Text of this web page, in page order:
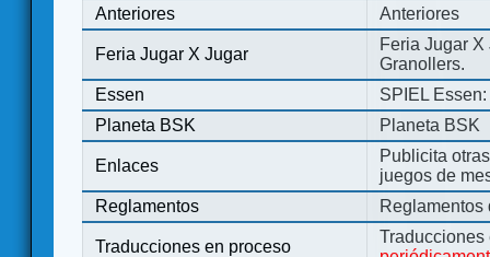
Anteriores
Anteriores
Feria Jugar X Jugar
Feria Jugar
Granollers.
Essen
SPIEL
Planeta BSK
Planeta BSK
Enlaces
Publicita
juegos de
Reglamentos
Reglamentos
Traducciones en proceso